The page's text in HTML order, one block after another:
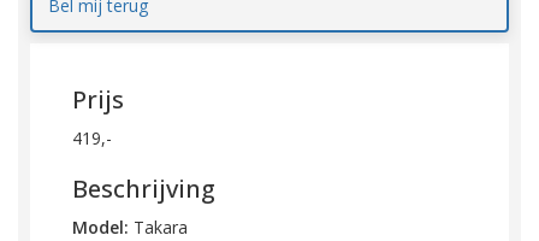
Bel mij terug
Prijs
419,-
Beschrijving
Model: Takara